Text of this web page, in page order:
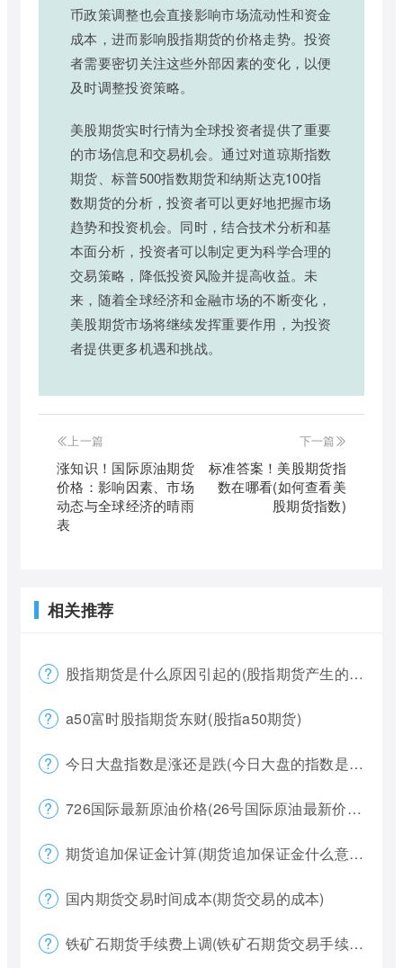
币政策调整也会直接影响市场流动性和资金
成本，进而影响股指期货的价格走势。投资
者需要密切关注这些外部因素的变化，以便
及时调整投资策略。
美股期货实时行情为全球投资者提供了重要
的市场信息和交易机会。通过对道琼斯指数
期货、标普500指数期货和纳斯达克100指
数期货的分析，投资者可以更好地把握市场
趋势和投资机会。同时，结合技术分析和基
本面分析，投资者可以制定更为科学合理的
交易策略，降低投资风险并提高收益。未
来，随着全球经济和金融市场的不断变化，
美股期货市场将继续发挥重要作用，为投资
者提供更多机遇和挑战。
上一篇
涨知识！国际原油期货
价格：影响因素、市场
动态与全球经济的晴雨
表
下一篇
标准答案！美股期货指
数在哪看(如何查看美
股期货指数)
相关推荐
股指期货是什么原因引起的(股指期货产生的原因)
a50富时股指期货东财(股指a50期货)
今日大盘指数是涨还是跌(今日大盘的指数是多少)
726国际最新原油价格(26号国际原油最新价格)
期货追加保证金计算(期货追加保证金什么意思)
国内期货交易时间成本(期货交易的成本)
铁矿石期货手续费上调(铁矿石期货交易手续费多少)